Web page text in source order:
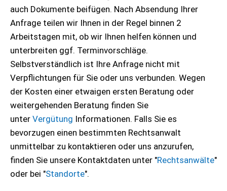
auch Dokumente beifügen. Nach Absendung Ihrer
Anfrage teilen wir Ihnen in der Regel binnen 2
Arbeitstagen mit, ob wir Ihnen helfen können und
unterbreiten ggf. Terminvorschläge.
Selbstverständlich ist Ihre Anfrage nicht mit
Verpflichtungen für Sie oder uns verbunden. Wegen
der Kosten einer etwaigen ersten Beratung oder
weitergehenden Beratung finden Sie
unter Vergütung Informationen. Falls Sie es
bevorzugen einen bestimmten Rechtsanwalt
unmittelbar zu kontaktieren oder uns anzurufen,
finden Sie unsere Kontaktdaten unter "Rechtsanwälte"
oder bei "Standorte".